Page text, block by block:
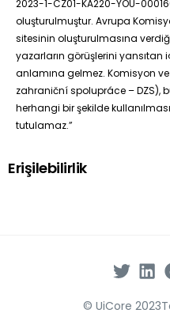
2023-1-CZ01-KA220-YOU-
oluşturulmuştur. Avrupa
sitesinin oluşturulmasına
yazarların görüşlerini yansıtan
anlamına gelmez. Komisyon
zahraniční spolupráce – DZS),
herhangi bir şekilde
tutulamaz.”
Erişilebilirlik
© UiCore 2023